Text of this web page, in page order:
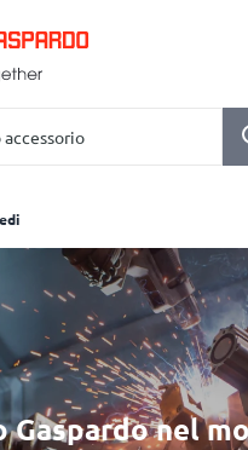
Gaspardo nel